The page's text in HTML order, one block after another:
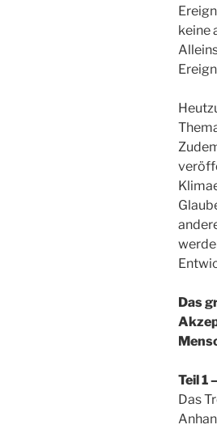
keine
Das
Teil 1
Das